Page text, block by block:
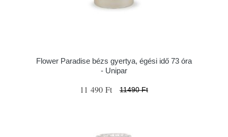
Flower Paradise bézs gyertya, égési idő 73 óra
- Unipar
11 490 Ft 11490 Ft